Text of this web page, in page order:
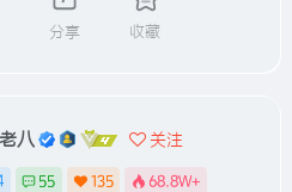
分享 收藏
八 关注
55 135 68.8W+